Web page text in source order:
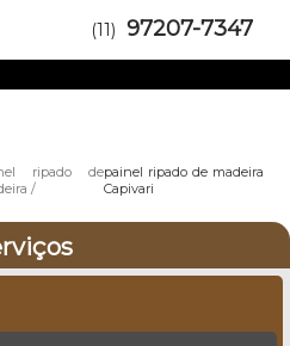
(11) 97207-7347
ripado depainel ripado de madeira
Capivari